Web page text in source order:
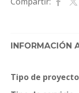
INFORMACIÓN
Tipo de proyecto